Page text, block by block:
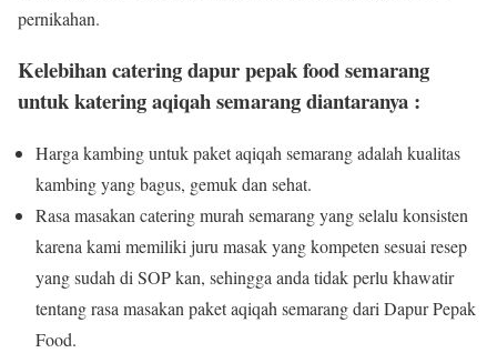
pernikahan.
Kelebihan catering dapur pepak food semarang
untuk katering aqiqah semarang diantaranya :
Harga kambing untuk paket aqiqah semarang adalah kualitas
kambing yang bagus, gemuk dan sehat.
Rasa masakan catering murah semarang yang selalu konsisten
karena kami memiliki juru masak yang kompeten sesuai resep
yang sudah di SOP kan, sehingga anda tidak perlu khawatir
tentang rasa masakan paket aqiqah semarang dari Dapur Pepak
Food.